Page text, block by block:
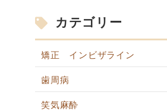
カテゴリー
矯正 インビザライン
歯周病
笑気麻酔